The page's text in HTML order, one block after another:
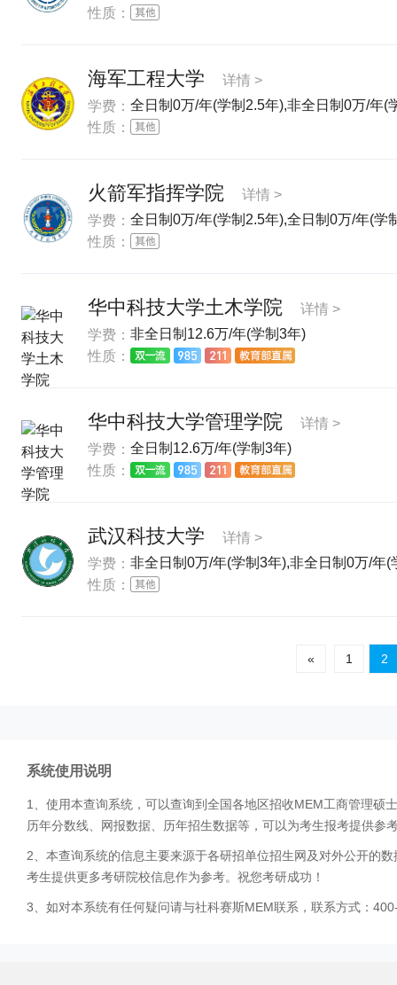
性质：
海军工程大学
详情 >
学费： 全日制0万/年(学制2.5年),非全日制0万/年(
性质：
火箭军指挥学院
详情 >
学费： 全日制0万/年(学制2.5年),全日制0万/年(学
性质：
华中科技大学土木学院
详情 >
学费： 非全日制12.6万/年(学制3年)
性质：
华中科技大学管理学院
详情 >
学费： 全日制12.6万/年(学制3年)
性质：
武汉科技大学
详情 >
学费： 非全日制0万/年(学制3年),非全日制0万/年(
性质：
« 1 2
系统使用说明
1、使用本查询系统，可以查询到全国各地区招收MEM工商管理硕
历年分数线、网报数据、历年招生数据等，可以为考生报考提供参
2、本查询系统的信息主要来源于各研招单位招生网及对外公开的
考生提供更多考研院校信息作为参考。祝您考研成功！
3、如对本系统有任何疑问请与社科赛斯MEM联系，联系方式：